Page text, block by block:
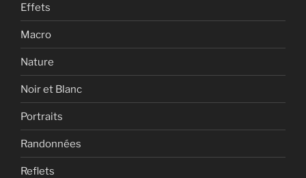
Effets
Macro
Nature
Noir et Blanc
Portraits
Randonnées
Reflets